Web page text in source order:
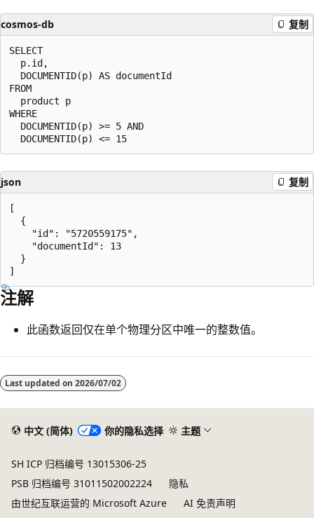
cosmos-db 复制
SELECT
  p.id,
  DOCUMENTID(p) AS documentId
FROM
  product p
WHERE
  DOCUMENTID(p) >= 5 AND
json 复制
[
  {
    "id": "5720559175",
    "documentId": 13
  }
注解
此函数返回仅在单个物理分区中唯一的整数值。
阅
读Last updated on 2026/07/02
中文 (简体) 你的隐私选择 主题
SH ICP 归档编号 13015306-25
PSB 归档编号 31011502002224
隐私
由世纪互联运营的 Microsoft Azure
AI 免责声明